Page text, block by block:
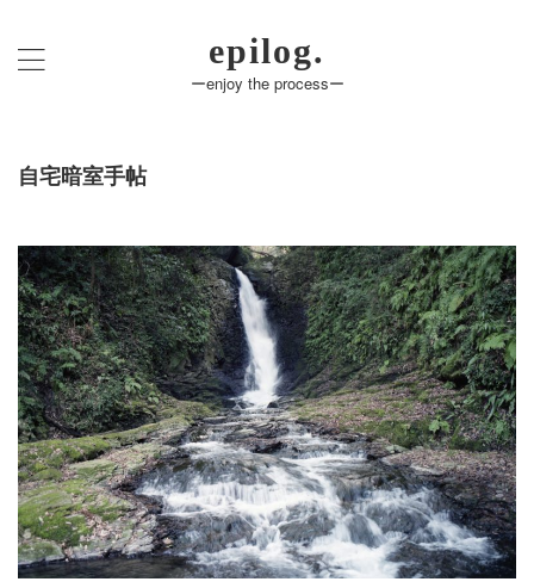
epilog.
ーenjoy the processー
自宅暗室手帖